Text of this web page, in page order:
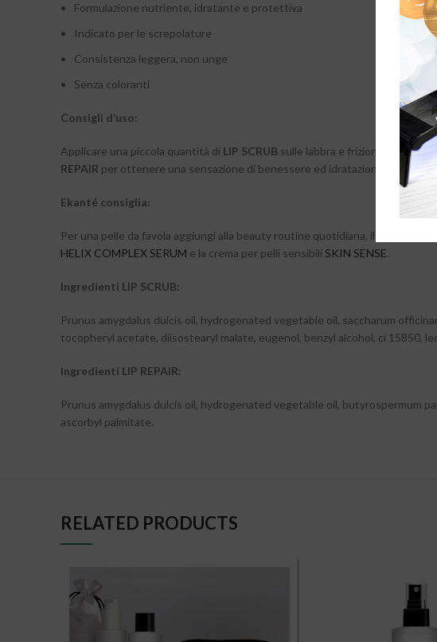
Formulazione nutriente, idratante e protettiva
Indicato per le screpolature
Consistenza leggera, non unge
Senza coloranti
Consigli d’uso:
Applicare una piccola quantità di LIP SCRUB sulle labbra e frizionare
REPAIR per ottenere una sensazione di benessere ed idratazione delle
Ekanté consiglia:
Per una pelle da favola aggiungi alla beauty routine quotidiana, il latte
HELIX COMPLEX SERUM e la crema per pelli sensibili SKIN SENSE.
Ingredienti LIP SCRUB:
Prunus amygdalus dulcis oil, hydrogenated vegetable oil, saccharum
tocopheryl acetate, diisostearyl malate, eugenol, benzyl alcohol, ci 15850,
Ingredienti LIP REPAIR:
Prunus amygdalus dulcis oil, hydrogenated vegetable oil, butyrospermum
ascorbyl palmitate.
RELATED PRODUCTS